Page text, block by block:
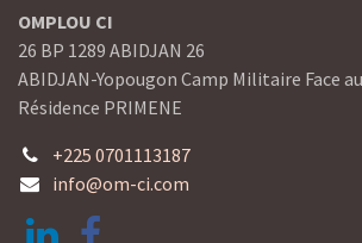
OMPLOU CI
26 BP 1289 ABIDJAN 26
ABIDJAN-Yopougon Camp Militaire Face
Résidence PRIMENE
+225 0701113187
info@om-ci.com